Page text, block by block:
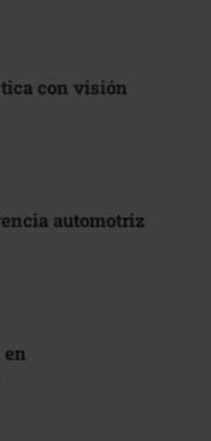
con visión
automotriz